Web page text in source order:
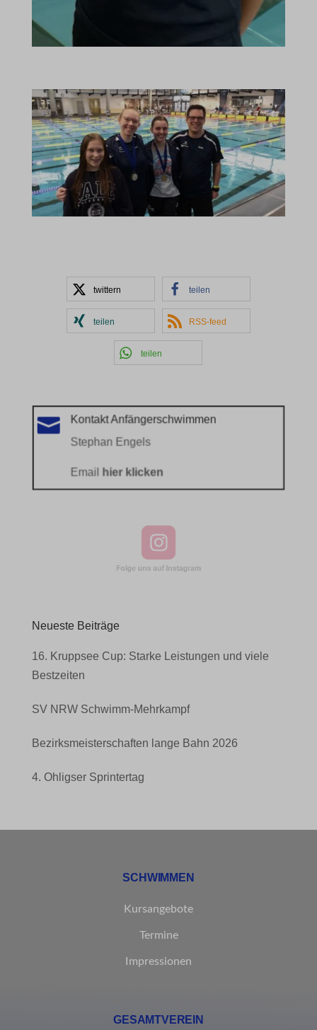
twittern teilen
teilen RSS-feed
teilen

Kontakt Anfängerschwimmen
Stephan Engels
Email hier klicken
Neueste Beiträge
16. Kruppsee Cup: Starke Leistungen und viele
Bestzeiten
SV NRW Schwimm-Mehrkampf
Bezirksmeisterschaften lange Bahn 2026
4. Ohligser Sprintertag
SCHWIMMEN
Kursangebote
Termine
Impressionen
GESAMTVEREIN
_clck
Andere Dienste
Diese Kategorie umfasst alle Cookies, Domains und Dienste, die
nicht in die anderen spezifischen Kategorien fallen oder nicht
borlabs-cookie
et-editing-post-*
et-recommend-sync-post-*
et-reloaded-post-*
MicrosoftApplicationsTelemetryFirstLaunchTime
rand_code_*